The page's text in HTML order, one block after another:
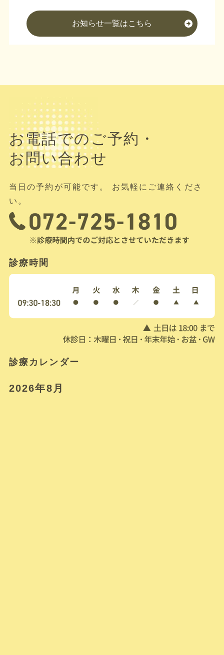
お知らせ一覧はこちら
お電話でのご予約・
お問い合わせ
当日の予約が可能です。 お気軽にご連絡くださ
い。
診療時間
診療カレンダー
2026年8月